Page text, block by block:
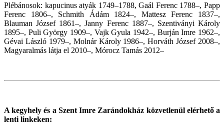
Plébánosok: kapucinus atyák 1749–1788, Gaál Ferenc 1788–, Papp
Ferenc 1806–, Schmith Ádám 1824–, Mattesz Ferenc 1837–,
Blauman József 1861–, Janny Ferenc 1887–, Szentiványi Károly
1895–, Puli György 1909–, Vajk Gyula 1942–, Burján Imre 1962–,
Gévai László 1979–, Molnár Károly 1986–, Horváth József 2008–,
Magyaralmás látja el 2010–, Mórocz Tamás 2012–
A kegyhely és a Szent Imre Zarándokház közvetlenül elérhető a
lenti linkeken: